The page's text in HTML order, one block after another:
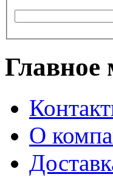
Главное
О